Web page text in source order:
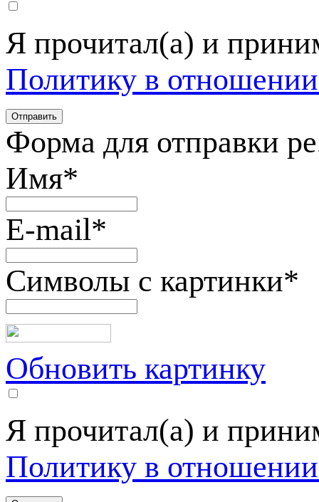
Я прочитал(а) и
Политику в
Форма для отправки
Имя*
E-mail*
Символы с картинки*
Обновить картинку
Я прочитал(а) и
Политику в